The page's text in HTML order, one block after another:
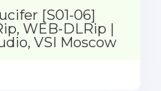
[S01-06]
WEB-DLRip |
VSI Moscow